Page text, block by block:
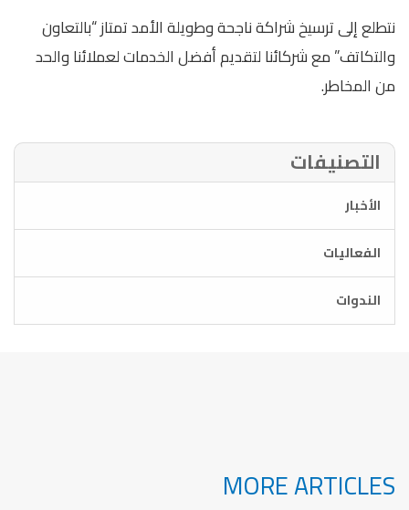
نتطلع إلى ترسيخ شراكة ناجحة وطويلة الأمد تمتاز “بالتعاون
والتكاتف” مع شركائنا لتقديم أفضل الخدمات لعملائنا والحد
من المخاطر.
التصنيفات
الأخبار
الفعاليات
الندوات
MORE ARTICLES